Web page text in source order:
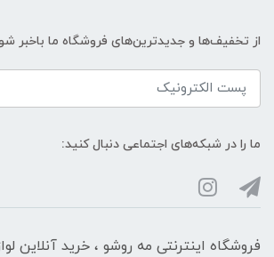
از تخفیف‌ها و جدیدترین‌های فروشگاه ما باخبر
ما را در شبکه‌های اجتماعی دنبال کنید:
فروشگاه اینترنتی مه‌ رو‌شو ، خرید آنلاین